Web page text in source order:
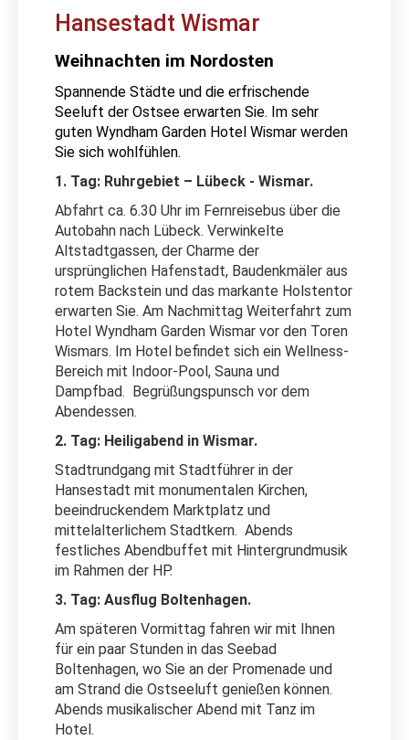
Hansestadt Wismar
Weihnachten im Nordosten
Spannende Städte und die erfrischende
Seeluft der Ostsee erwarten Sie. Im sehr
guten Wyndham Garden Hotel Wismar werden
Sie sich wohlfühlen.
1. Tag: Ruhrgebiet – Lübeck - Wismar.
Abfahrt ca. 6.30 Uhr im Fernreisebus über die
Autobahn nach Lübeck. Verwinkelte
Altstadtgassen, der Charme der
ursprünglichen Hafenstadt, Baudenkmäler aus
rotem Backstein und das markante Holstentor
erwarten Sie. Am Nachmittag Weiterfahrt zum
Hotel Wyndham Garden Wismar vor den Toren
Wismars. Im Hotel befindet sich ein Wellness-
Bereich mit Indoor-Pool, Sauna und
Dampfbad. Begrüßungspunsch vor dem
Abendessen.
2. Tag: Heiligabend in Wismar.
Stadtrundgang mit Stadtführer in der
Hansestadt mit monumentalen Kirchen,
beeindruckendem Marktplatz und
mittelalterlichem Stadtkern. Abends
festliches Abendbuffet mit Hintergrundmusik
im Rahmen der HP.
3. Tag: Ausflug Boltenhagen.
Am späteren Vormittag fahren wir mit Ihnen
für ein paar Stunden in das Seebad
Boltenhagen, wo Sie an der Promenade und
am Strand die Ostseeluft genießen können.
Abends musikalischer Abend mit Tanz im
Hotel.